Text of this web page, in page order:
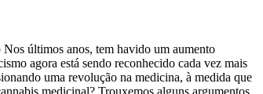
últimos anos, tem havido um aumento
agora está sendo reconhecido cada vez mais
uma revolução na medicina, à medida que